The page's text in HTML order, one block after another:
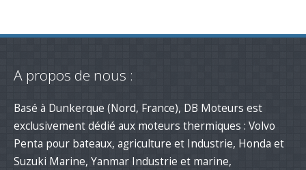
A propos de nous :
Basé à Dunkerque (Nord, France), DB Moteurs est
exclusivement dédié aux moteurs thermiques : Volvo
Penta pour bateaux, agriculture et Industrie, Honda et
Suzuki Marine, Yanmar Industrie et marine,